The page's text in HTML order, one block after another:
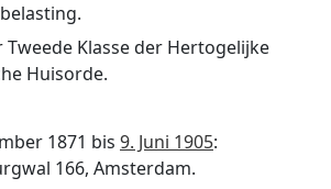
Tweede Klasse der Hertogelijke
Huisorde.
1871 bis 9. Juni 1905:
166, Amsterdam.